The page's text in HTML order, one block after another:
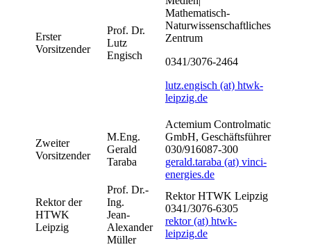
Erster
Vorsitzender
Prof. Dr.
Lutz
Engisch
Mathematisch-
Naturwissenschaftliches
Zentrum
0341/3076-2464
lutz.engisch (at) htwk-
leipzig.de
Zweiter
Vorsitzender
M.Eng.
Gerald
Taraba
Actemium Controlmatic
GmbH, Geschäftsführer
030/916087-300
gerald.taraba (at) vinci-
energies.de
Rektor der
HTWK
Leipzig
Prof. Dr.-
Ing.
Jean-
Alexander
Müller
Rektor HTWK Leipzig
0341/3076-6305
rektor (at) htwk-
leipzig.de